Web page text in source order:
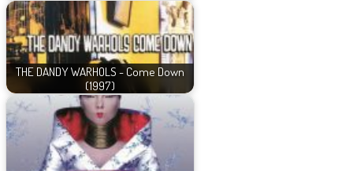
THE DANDY WARHOLS - Come Down
(1997)